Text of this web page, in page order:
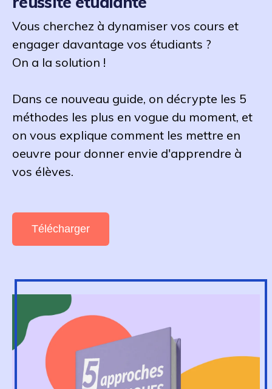
Vous cherchez à dynamiser vos cours et
engager davantage vos étudiants ?
On a la solution !
Dans ce nouveau guide, on décrypte les 5
méthodes les plus en vogue du moment, et
on vous explique comment les mettre en
oeuvre pour donner envie d'apprendre à
vos élèves.
Télécharger